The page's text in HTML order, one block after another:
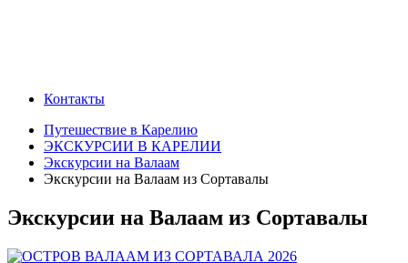
Контакты
Путешествие в Карелию
ЭКСКУРСИИ В КАРЕЛИИ
Экскурсии на Валаам
Экскурсии на Валаам из Сортавалы
Экскурсии на Валаам из Сортавалы